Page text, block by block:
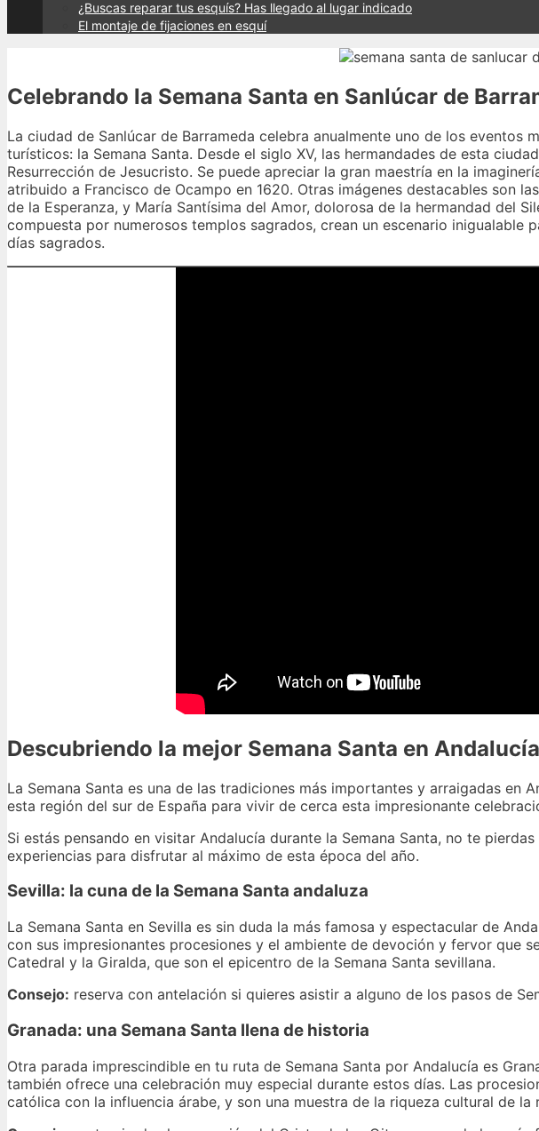
¿Buscas reparar tus esquís? Has llegado al lugar indicado
El montaje de fijaciones en esquí
Celebrando la Semana Santa en Sanlúcar de
La ciudad de Sanlúcar de Barrameda celebra anualmente uno de los
turísticos: la Semana Santa. Desde el siglo XV, las hermandades de esta
Resurrección de Jesucristo. Se puede apreciar la gran maestría en la
atribuido a Francisco de Ocampo en 1620. Otras imágenes destacables son
de la Esperanza, y María Santísima del Amor, dolorosa de la hermandad del
compuesta por numerosos templos sagrados, crean un escenario
días sagrados.
Descubriendo la mejor Semana Santa en Andalucía
La Semana Santa es una de las tradiciones más importantes y arraigadas en
esta región del sur de España para vivir de cerca esta impresionante
Si estás pensando en visitar Andalucía durante la Semana Santa, no te
experiencias para disfrutar al máximo de esta época del año.
Sevilla: la cuna de la Semana Santa andaluza
La Semana Santa en Sevilla es sin duda la más famosa y espectacular de
con sus impresionantes procesiones y el ambiente de devoción y fervor que
Catedral y la Giralda, que son el epicentro de la Semana Santa sevillana.
Consejo: reserva con antelación si quieres asistir a alguno de los pasos de
Granada: una Semana Santa llena de historia
Otra parada imprescindible en tu ruta de Semana Santa por Andalucía es
también ofrece una celebración muy especial durante estos días. Las
católica con la influencia árabe, y son una muestra de la riqueza cultural de la